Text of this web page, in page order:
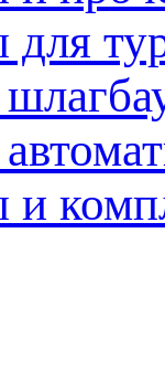
и